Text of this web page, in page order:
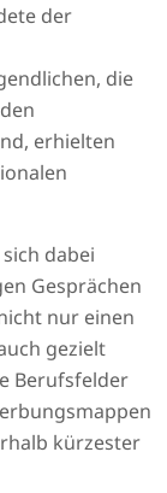
der
die
erhielten
dabei
Gesprächen
nur einen
gezielt
Berufsfelder
kürzester